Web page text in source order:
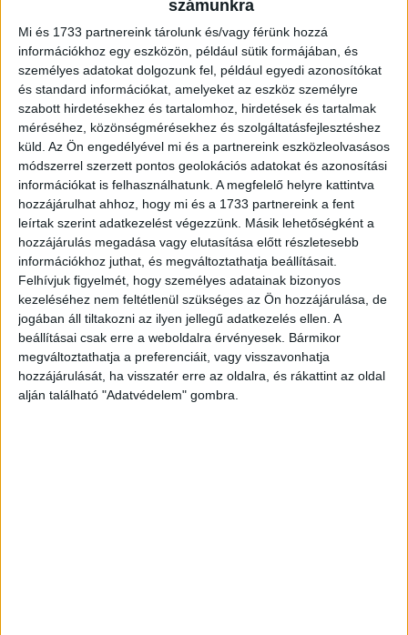
számunkra
Mi és 1733 partnereink tárolunk és/vagy férünk hozzá
információkhoz egy eszközön, például sütik formájában, és
személyes adatokat dolgozunk fel, például egyedi azonosítókat
és standard információkat, amelyeket az eszköz személyre
szabott hirdetésekhez és tartalomhoz, hirdetések és tartalmak
méréséhez, közönségmérésekhez és szolgáltatásfejlesztéshez
küld. Az Ön engedélyével mi és a partnereink eszközleolvasásos
módszerrel szerzett pontos geolokációs adatokat és azonosítási
információkat is felhasználhatunk. A megfelelő helyre kattintva
hozzájárulhat ahhoz, hogy mi és a 1733 partnereink a fent
leírtak szerint adatkezelést végezzünk. Másik lehetőségként a
hozzájárulás megadása vagy elutasítása előtt részletesebb
információkhoz juthat, és megváltoztathatja beállításait.
Felhívjuk figyelmét, hogy személyes adatainak bizonyos
kezeléséhez nem feltétlenül szükséges az Ön hozzájárulása, de
jogában áll tiltakozni az ilyen jellegű adatkezelés ellen. A
beállításai csak erre a weboldalra érvényesek. Bármikor
megváltoztathatja a preferenciáit, vagy visszavonhatja
hozzájárulását, ha visszatér erre az oldalra, és rákattint az oldal
alján található "Adatvédelem" gombra.
Ez a sport segített nekik talpra állni és hozta össze őket
Dr. Petke Zsolt addiktológussal. Rajta keresztül ismerték
meg a budapesti Megálló Csoportot, ahol a mászást
terápiás jelleggel is használják a függőségekből való
felépülés érdekében. Miklós Ádám az egykori
szenvedélybetegek által üzemeltetett Megálló Csoport
Alapítvány rekreációs házában ismerte meg Borókát, a
nehéz családi háttérrel rendelkező gimnazista lányt és
Szilvesztert, a szexualitásával küzdő férfit, akik végül
vállalták, hogy betekintést engednek a felépülésük
menetébe és a kamerák előtt mutatják meg, hogyan
próbálnak kimászni abból a mély gödörből, ahová az évek
során a drogok használatával és a számtalan lelki
sérüléseik, feldolgozatlan problémáik és kapcsolataik
miatt jutottak. A rendező rendületlenül követte őket 1,5
éven át megállós beszélgetésekre, családi találkozókra,
sziklamászásokra, szalagavatóra és ott volt velük akkor
is, amikor egyedül próbáltak megbirkózni az eléjük
tornyosuló kihívásokkal, nehézségekkel. A kitartó